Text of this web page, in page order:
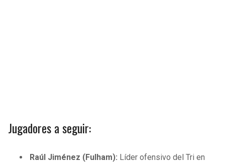
Jugadores a seguir:
Raúl Jiménez (Fulham): Líder ofensivo del Tri en